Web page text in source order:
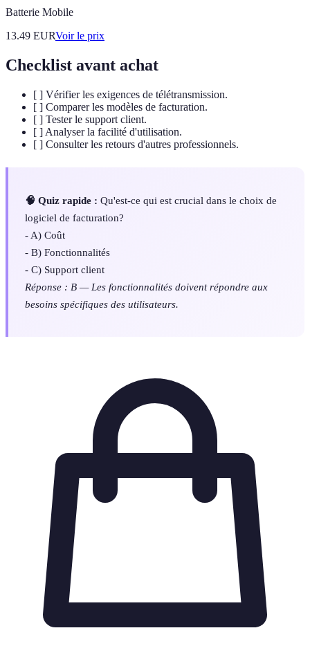
Batterie Mobile
13.49 EURVoir le prix
Checklist avant achat
[ ] Vérifier les exigences de télétransmission.
[ ] Comparer les modèles de facturation.
[ ] Tester le support client.
[ ] Analyser la facilité d'utilisation.
[ ] Consulter les retours d'autres professionnels.
🧠 Quiz rapide : Qu'est-ce qui est crucial dans le choix de
logiciel de facturation?
- A) Coût
- B) Fonctionnalités
- C) Support client
Réponse : B — Les fonctionnalités doivent répondre aux
besoins spécifiques des utilisateurs.